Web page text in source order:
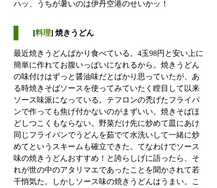
ハッ、うちが暑いのは伊丹空港のせいかッ！
[料理] 焼きうどん
最近焼きうどんばかり食べている。4玉98円と安い上に
簡単に作れてお腹いっぱいになれるから。焼きうどん
の味付けはずっと醤油味だとばかり思っていたが、あ
る時焼きそばソースを使ってみていたく瞠目して以来
ソース味派になっている。テフロンの禿げたフライパ
ンで作っても焦げ付かないのがまずいい。焼きそばほ
どしつこくもならない。野菜だけ先に炒めて皿にあけ
同じフライパンでうどんを茹でて水洗いして一緒に炒
めてというスキームも確立できた。てなわけでソース
味の焼きうどんおすすめ！と誇らしげに語ったら、そ
れが世の中のアタリマエであったことを聞かされて若
干悄気た。しかしソース味の焼きうどんはうまい。こ